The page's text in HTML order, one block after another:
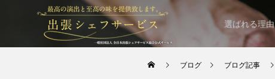
選ばれる理由
ブログ ブログ記事